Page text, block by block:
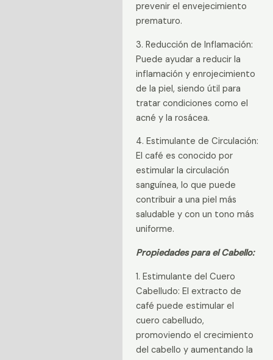
prevenir el envejecimiento
prematuro.
3. Reducción de Inflamación:
Puede ayudar a reducir la
inflamación y enrojecimiento
de la piel, siendo útil para
tratar condiciones como el
acné y la rosácea.
4. Estimulante de Circulación:
El café es conocido por
estimular la circulación
sanguínea, lo que puede
contribuir a una piel más
saludable y con un tono más
uniforme.
Propiedades para el Cabello:
1. Estimulante del Cuero
Cabelludo: El extracto de
café puede estimular el
cuero cabelludo,
promoviendo el crecimiento
del cabello y aumentando la